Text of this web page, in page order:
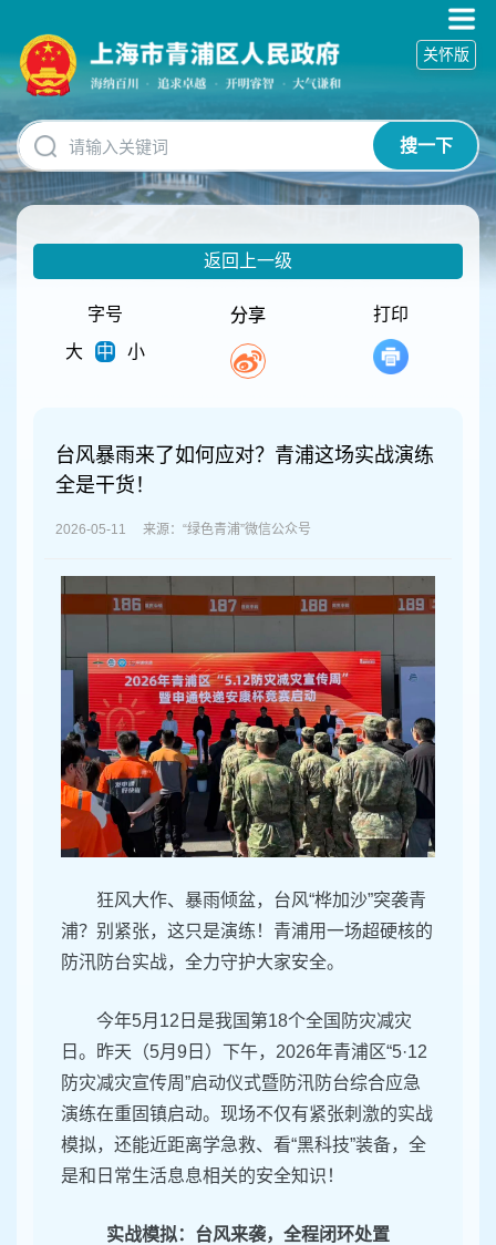
碍
操
明
跳
转
到
网
搜一下
关怀版
返回上一级
字号
大
中 小
分享 打印
台风暴雨来了如何应对？青浦这场实战演练
全是干货！
2026-05-11 来源：“绿色青浦”微信公众号
狂风大作、暴雨倾盆，台风“桦加沙”突袭青
浦？别紧张，这只是演练！青浦用一场超硬核的
防汛防台实战，全力守护大家安全。
今年5月12日是我国第18个全国防灾减灾
日。昨天（5月9日）下午，2026年青浦区“5·12
防灾减灾宣传周”启动仪式暨防汛防台综合应急
演练在重固镇启动。现场不仅有紧张刺激的实战
模拟，还能近距离学急救、看“黑科技”装备，全
是和日常生活息息相关的安全知识！
实战模拟：台风来袭，全程闭环处置